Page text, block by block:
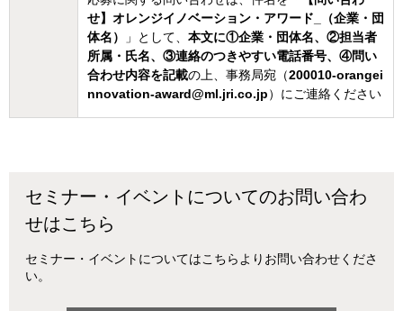
せ】オレンジイノベーション・アワード_（企業・団
体名）
」として、 本文に①企業・団体名、②担当者
所属・氏名、③連絡のつきやすい電話番号、④問い
合わせ内容を記載の上、事務局宛（200010-orangei
nnovation-award@ml.jri.co.jp）にご連絡ください
セミナー・イベントについてのお問い合わ
せはこちら
セミナー・イベントについてはこちらよりお問い合わせくださ
い。